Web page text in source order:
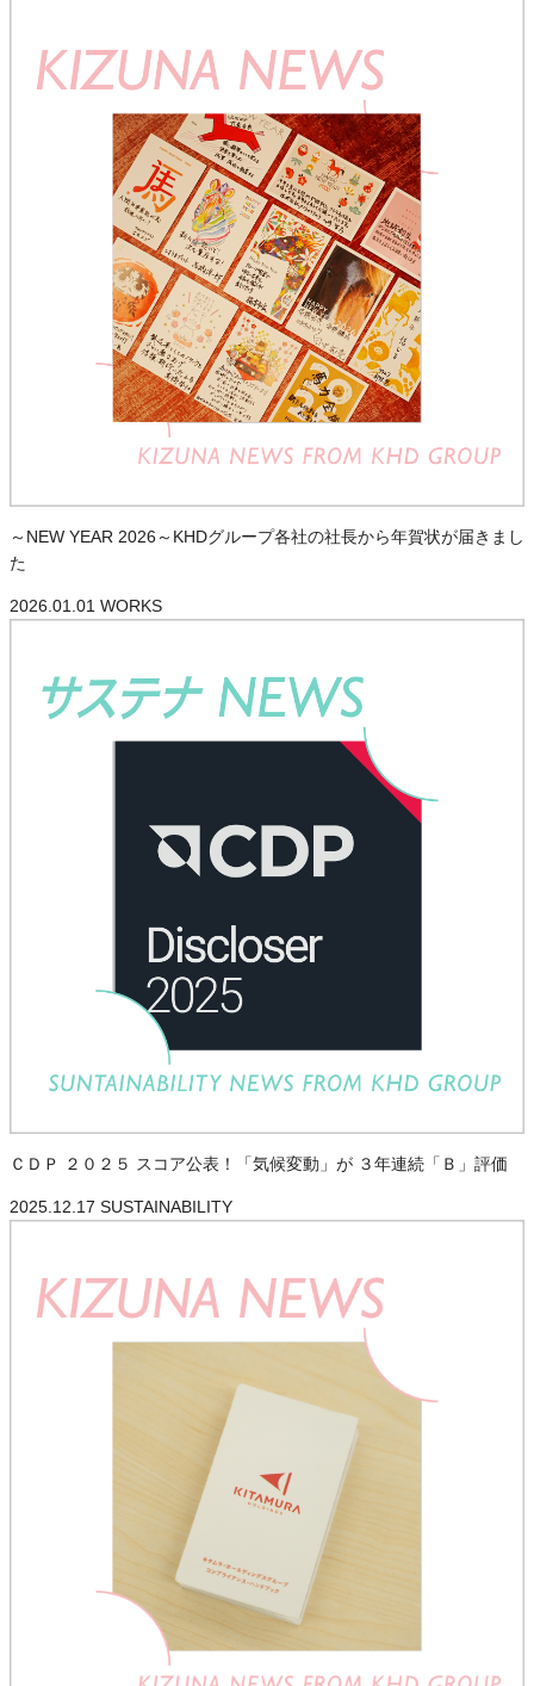
～NEW YEAR 2026～KHDグループ各社の社長から年賀状が届きまし
た
2026.01.01 WORKS
ＣＤＰ ２０２５ スコア公表！「気候変動」が ３年連続「Ｂ」評価
2025.12.17 SUSTAINABILITY